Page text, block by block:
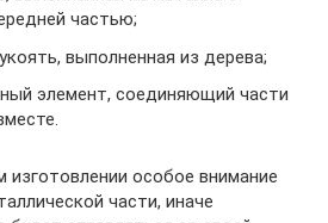
частью;
выполненная из дерева;
элемент, соединяющий части
изготовлении особое внимание
части, иначе